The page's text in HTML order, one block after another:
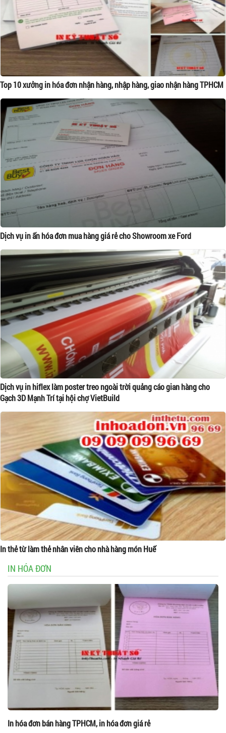
Top 10 xưởng in hóa đơn nhận hàng, nhập hàng, giao nhận hàng TPHCM
Dịch vụ in ấn hóa đơn mua hàng giá rẻ cho Showroom xe Ford
Dịch vụ in hiflex làm poster treo ngoài trời quảng cáo gian hàng cho
Gạch 3D Mạnh Trí tại hội chợ VietBuild
In thẻ từ làm thẻ nhân viên cho nhà hàng món Huế
IN HÓA ĐƠN
In hóa đơn bán hàng TPHCM, in hóa đơn giá rẻ